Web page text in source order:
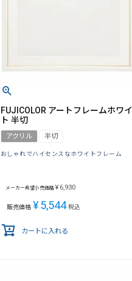
FUJICOLOR アートフレームホワイ
ト 半切
アクリル 半切
おしゃれでハイセンスなホワイトフレーム
メーカー希望小売価格 ¥ 6,930
販売価格 ¥5,544 税込
カートに入れる